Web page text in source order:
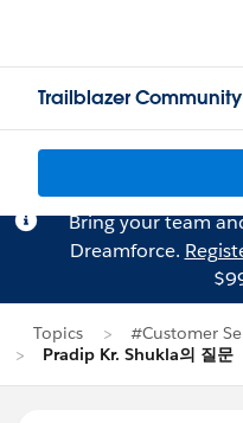
Trailblazer Community
Bring your team
Dreamforce.
Topics
#Customer
Pradip Kr. Shukla의 질문